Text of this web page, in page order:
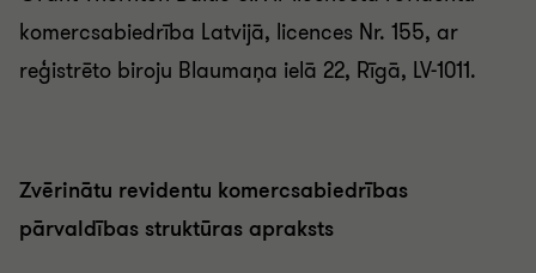
komercsabiedrība Latvijā, licences Nr. 155, ar
reģistrēto biroju Blaumaņa ielā 22, Rīgā, LV-1011.
Zvērinātu revidentu komercsabiedrības
pārvaldības struktūras apraksts